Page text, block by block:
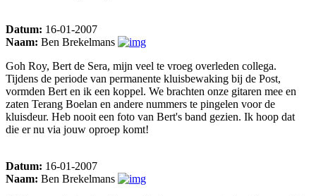
Datum: 16-01-2007
Naam: Ben Brekelmans
Goh Roy, Bert de Sera, mijn veel te vroeg overleden collega.
Tijdens de periode van permanente kluisbewaking bij de Post,
vormden Bert en ik een koppel. We brachten onze gitaren mee en
zaten Terang Boelan en andere nummers te pingelen voor de
kluisdeur. Heb nooit een foto van Bert's band gezien. Ik hoop dat
die er nu via jouw oproep komt!
Datum: 16-01-2007
Naam: Ben Brekelmans